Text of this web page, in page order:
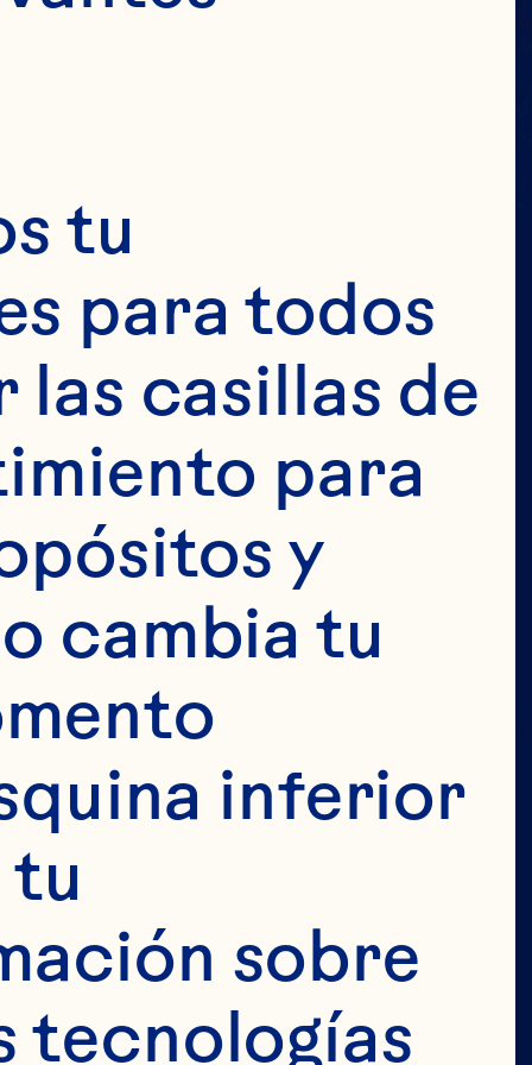
tu
para todos
las casillas de
para
y
cambia tu
inferior
tu
sobre
tecnologías